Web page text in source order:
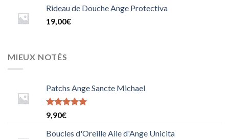
Rideau de Douche Ange Protectiva
19,00€
MIEUX NOTÉS
Patchs Ange Sancte Michael
Note
5.0000000000000000
sur 5
9,90€
Boucles d'Oreille Aile d'Ange Unicita